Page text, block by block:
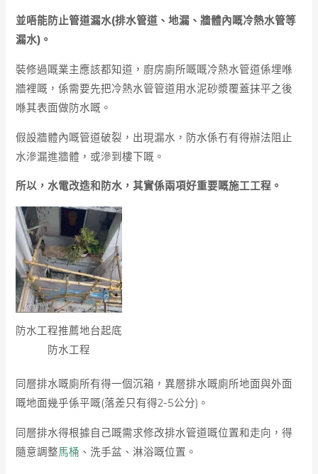
並唔能防止管道漏水(排水管道、地漏、牆體內嘅冷熱水管等
漏水)。
裝修過嘅業主應該都知道，廚房廁所嘅嘅冷熱水管道係埋喺
牆裡嘅，係需要先把冷熱水管管道用水泥砂漿覆蓋抹平之後
喺其表面做防水嘅。
假設牆體內嘅管道破裂，出現漏水，防水係冇有得辦法阻止
水滲漏進牆體，或滲到樓下嘅。
所以，水電改造和防水，其實係兩項好重要嘅施工工程。
防水工程推薦地台起底
防水工程
同層排水嘅廁所有得一個沉箱，異層排水嘅廁所地面與外面
嘅地面幾乎係平嘅(落差只有得2-5公分)。
同層排水得根據自己嘅需求修改排水管道嘅位置和走向，得
隨意調整馬桶 、洗手盆、淋浴嘅位置。